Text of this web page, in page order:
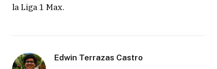
la Liga 1 Max.
Edwin Terrazas Castro